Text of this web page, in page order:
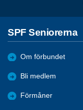
SPF Seniorerna
Om förbundet
Bli medlem
Förmåner